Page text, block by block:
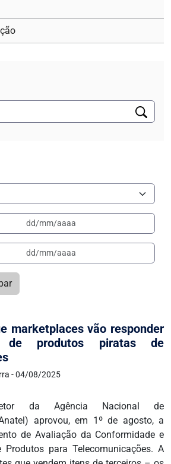
marketplaces vão responder
de produtos piratas de
- 04/08/2025
da Agência Nacional de
aprovou, em 1º de agosto, a
de Avaliação da Conformidade e
para Telecomunicações. A